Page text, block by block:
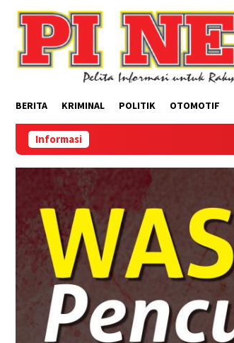
BERITA KRIMINAL POLITIK OTOMOTIF
Informasi